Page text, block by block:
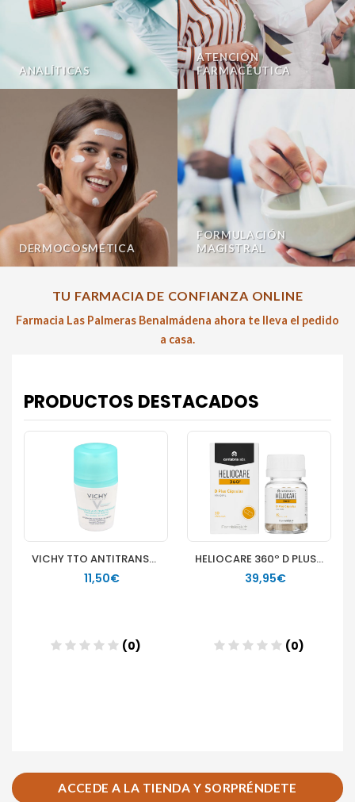
ANALÍTICAS
ATENCIÓN
FARMACÉUTICA
DERMOCOSMÉTICA
FORMULACIÓN
MAGISTRAL
TU FARMACIA DE CONFIANZA ONLINE
Farmacia Las Palmeras Benalmádena ahora te lleva el pedido
a casa.
ACCEDE A LA TIENDA Y SORPRÉNDETE